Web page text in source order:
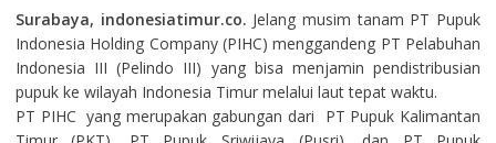
Surabaya, indonesiatimur.co. Jelang musim tanam PT Pupuk
Indonesia Holding Company (PIHC) menggandeng PT Pelabuhan
Indonesia III (Pelindo III) yang bisa menjamin pendistribusian
pupuk ke wilayah Indonesia Timur melalui laut tepat waktu.
PT PIHC yang merupakan gabungan dari PT Pupuk Kalimantan